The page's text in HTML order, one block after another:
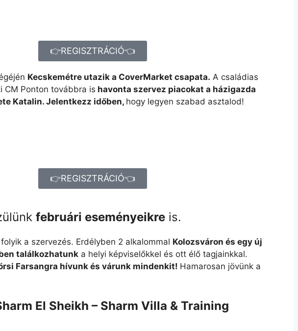
👉REGISZTRÁCIÓ👈
Kecskemétre utazik a CoverMarket csapata. A családias
CM Ponton továbbra is havonta szervez piacokat a házigazda
Katalin. Jelentkezz időben, hogy legyen szabad asztalod!
👉REGISZTRÁCIÓ👈
februári eseményeikre is.
a szervezés. Erdélyben 2 alkalommal Kolozsváron és egy új
találkozhatunk a helyi képviselőkkel és ott élő tagjainkkal.
Farsangra hívunk és várunk mindenkit! Hamarosan jövünk a
El Sheikh – Sharm Villa & Training